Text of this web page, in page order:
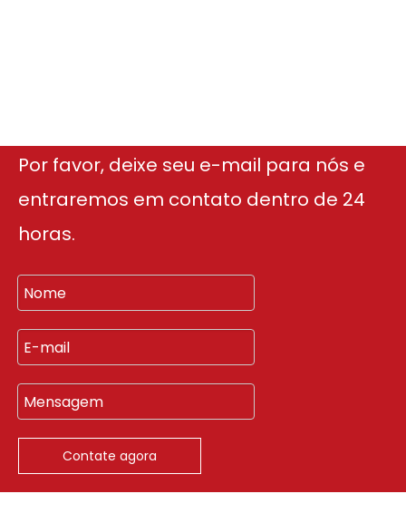
Por favor, deixe seu e-mail para nós e
entraremos em contato dentro de 24
horas.
Contate agora